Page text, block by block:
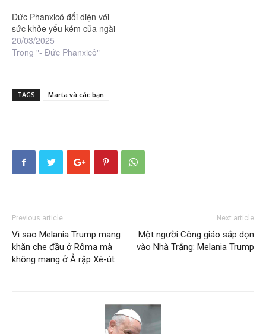
Đức Phanxicô đối diện với
sức khỏe yếu kém của ngài
20/03/2025
Trong "- Đức Phanxicô"
TAGS Marta và các bạn
Previous article
Vì sao Melania Trump mang
khăn che đầu ở Rôma mà
không mang ở Ả rập Xê-út
Next article
Một người Công giáo sắp dọn
vào Nhà Trắng: Melania Trump